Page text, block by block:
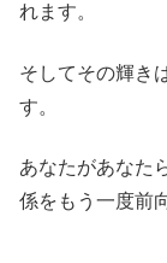
れます。
そしてその輝き
す。
あなたがあなた
係をもう一度前